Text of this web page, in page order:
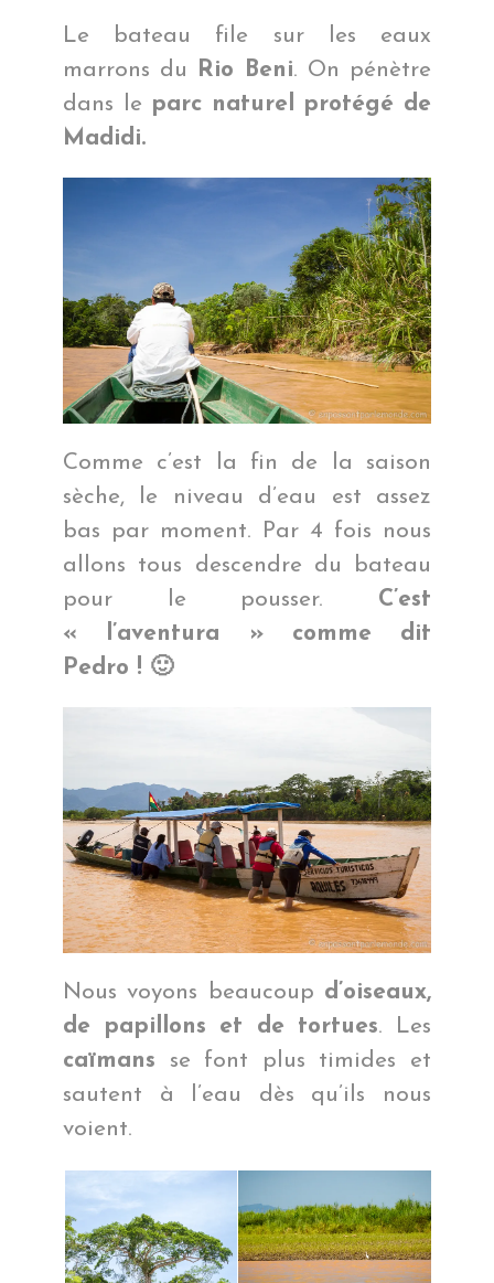
Le bateau file sur les eaux
marrons du Rio Beni. On pénètre
dans le parc naturel protégé de
Madidi.
Comme c’est la fin de la saison
sèche, le niveau d’eau est assez
bas par moment. Par 4 fois nous
allons tous descendre du bateau
pour le pousser. C’est
« l’aventura » comme dit
Pedro ! 🙂
Nous voyons beaucoup d’oiseaux,
de papillons et de tortues. Les
caïmans se font plus timides et
sautent à l’eau dès qu’ils nous
voient.